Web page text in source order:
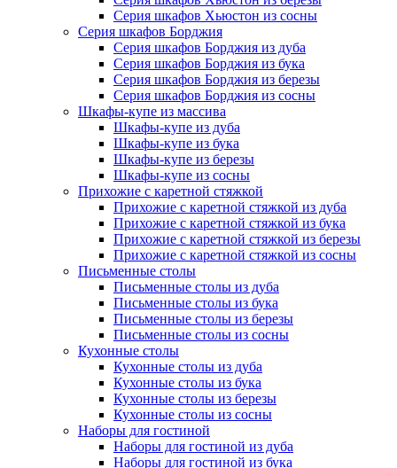
Серия шкафов Хьюстон из сосны
Серия шкафов Борджия
Серия шкафов Борджия из дуба
Серия шкафов Борджия из бука
Серия шкафов Борджия из березы
Серия шкафов Борджия из сосны
Шкафы-купе из массива
Шкафы-купе из дуба
Шкафы-купе из бука
Шкафы-купе из березы
Шкафы-купе из сосны
Прихожие с каретной стяжкой
Прихожие с каретной стяжкой из дуба
Прихожие с каретной стяжкой из бука
Прихожие с каретной стяжкой из березы
Прихожие с каретной стяжкой из сосны
Письменные столы
Письменные столы из дуба
Письменные столы из бука
Письменные столы из березы
Письменные столы из сосны
Кухонные столы
Кухонные столы из дуба
Кухонные столы из бука
Кухонные столы из березы
Кухонные столы из сосны
Наборы для гостиной
Наборы для гостиной из дуба
Наборы для гостиной из бука